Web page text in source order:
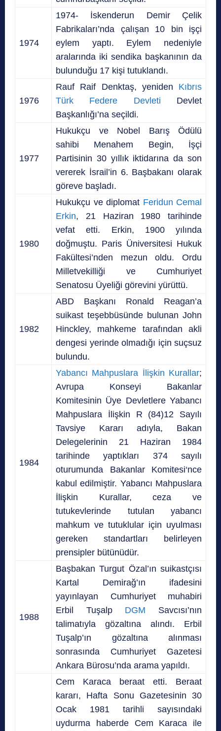
1974
1974- İskenderun Demir Çelik
Fabrikaları’nda çalışan 10 bin işçi
eylem yaptı. Eylem nedeniyle
aralarında iki sendika başkanının da
bulunduğu 17 kişi tutuklandı.
1976
Rauf Raif Denktaş, yeniden
Kıbrıs
Türk Federe Devleti Devlet
Başkanlığı’na seçildi.
1977
Hukukçu ve Nobel Barış Ödülü
sahibi Menahem Begin, İşçi
Partisinin 30 yıllık iktidarına da son
vererek İsrail’in 6. Başbakanı olarak
göreve başladı.
1980
Hukukçu ve diplomat Feridun Cemal
Erkin, 21 Haziran 1980 tarihinde
vefat etti. Erkin, 1900 yılında
doğmuştu. Paris Üniversitesi Hukuk
Fakültesi’nden mezun oldu. Ordu
Milletvekilliği ve Cumhuriyet
Senatosu Üyeliği görevini yürüttü.
1982
ABD Başkanı Ronald Reagan’a
suikast teşebbüsünde bulunan John
Hinckley, mahkeme tarafından akli
dengesi yerinde olmadığı için suçsuz
bulundu.
1984
Yabancı Mahpuslara İlişkin Kurallar;
Avrupa Konseyi Bakanlar
Komitesinin Üye Devletlere Yabancı
Mahpuslara İlişkin R (84)12 Sayılı
Tavsiye Kararı adıyla, Bakan
Delegelerinin 21 Haziran 1984
tarihinde yaptıkları 374 sayılı
oturumunda Bakan­lar Komitesi‘nce
kabul edilmiştir. Yabancı Mahpuslara
İlişkin Kurallar, ceza ve
tutukevlerinde tutulan yabancı
mahkum ve tutuklular için uyulması
gereken standartları belirleyen
prensipler bütünüdür.
1988
Başbakan Turgut Özal’ın suikastçısı
Kartal Demirağ’ın ifadesini
yayınlayan Cumhuriyet muhabiri
Erbil Tuşalp DGM Savcısı’nın
talimatıyla gözaltına alındı. Erbil
Tuşalp’ın gözaltına alınması
sonrasında Cumhuriyet Gazetesi
Ankara Bürosu’nda arama yapıldı.
Cem Karaca beraat etti. Beraat
kararı, Hafta Sonu Gazetesinin 30
Ocak 1981 tarihli sayısındaki
uydurma haberde Cem Karaca ile